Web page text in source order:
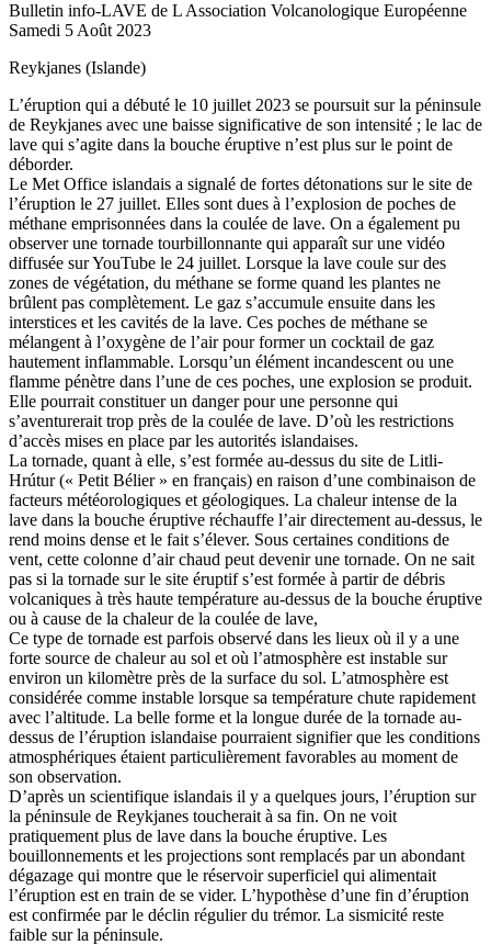
Bulletin info-LAVE de L Association Volcanologique Européenne
Samedi 5 Août 2023
Reykjanes (Islande)
L’éruption qui a débuté le 10 juillet 2023 se poursuit sur la péninsule
de Reykjanes avec une baisse significative de son intensité ; le lac de
lave qui s’agite dans la bouche éruptive n’est plus sur le point de
déborder.
Le Met Office islandais a signalé de fortes détonations sur le site de
l’éruption le 27 juillet. Elles sont dues à l’explosion de poches de
méthane emprisonnées dans la coulée de lave. On a également pu
observer une tornade tourbillonnante qui apparaît sur une vidéo
diffusée sur YouTube le 24 juillet. Lorsque la lave coule sur des
zones de végétation, du méthane se forme quand les plantes ne
brûlent pas complètement. Le gaz s’accumule ensuite dans les
interstices et les cavités de la lave. Ces poches de méthane se
mélangent à l’oxygène de l’air pour former un cocktail de gaz
hautement inflammable. Lorsqu’un élément incandescent ou une
flamme pénètre dans l’une de ces poches, une explosion se produit.
Elle pourrait constituer un danger pour une personne qui
s’aventurerait trop près de la coulée de lave. D’où les restrictions
d’accès mises en place par les autorités islandaises.
La tornade, quant à elle, s’est formée au-dessus du site de Litli-
Hrútur (« Petit Bélier » en français) en raison d’une combinaison de
facteurs météorologiques et géologiques. La chaleur intense de la
lave dans la bouche éruptive réchauffe l’air directement au-dessus, le
rend moins dense et le fait s’élever. Sous certaines conditions de
vent, cette colonne d’air chaud peut devenir une tornade. On ne sait
pas si la tornade sur le site éruptif s’est formée à partir de débris
volcaniques à très haute température au-dessus de la bouche éruptive
ou à cause de la chaleur de la coulée de lave,
Ce type de tornade est parfois observé dans les lieux où il y a une
forte source de chaleur au sol et où l’atmosphère est instable sur
environ un kilomètre près de la surface du sol. L’atmosphère est
considérée comme instable lorsque sa température chute rapidement
avec l’altitude. La belle forme et la longue durée de la tornade au-
dessus de l’éruption islandaise pourraient signifier que les conditions
atmosphériques étaient particulièrement favorables au moment de
son observation.
D’après un scientifique islandais il y a quelques jours, l’éruption sur
la péninsule de Reykjanes toucherait à sa fin. On ne voit
pratiquement plus de lave dans la bouche éruptive. Les
bouillonnements et les projections sont remplacés par un abondant
dégazage qui montre que le réservoir superficiel qui alimentait
l’éruption est en train de se vider. L’hypothèse d’une fin d’éruption
est confirmée par le déclin régulier du trémor. La sismicité reste
faible sur la péninsule.